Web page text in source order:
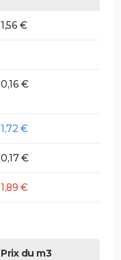
1,56 €
0,16 €
1,72 €
0,17 €
1,89 €
Prix du m3